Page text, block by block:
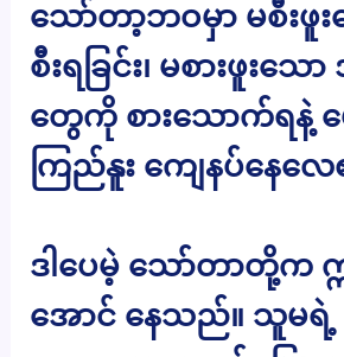
သော်တာ့ဘဝမှာ မစီးဖူ
စီးရခြင်း၊ မစားဖူးသေ
တွေကို စားသောက်ရနဲ့ ပ
ကြည်နူး ကျေနပ်နေလ
ဒါပေမဲ့ သော်တာတို့က ဣ
အောင် နေသည်။ သူမရဲ့